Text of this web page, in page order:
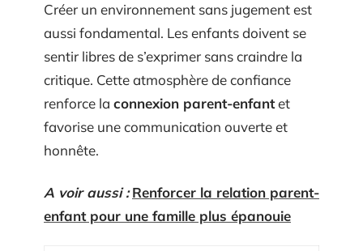
Créer un environnement sans jugement est
aussi fondamental. Les enfants doivent se
sentir libres de s’exprimer sans craindre la
critique. Cette atmosphère de confiance
renforce la connexion parent-enfantet
favorise une communication ouverte et
honnête.
A voir aussi : Renforcer la relation parent-
enfant pour une famille plus épanouie